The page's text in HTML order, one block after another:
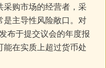
购市场的经营者，采
是主导性风险敞口。对
布于提交议会的年度报
在实质上超过货币处